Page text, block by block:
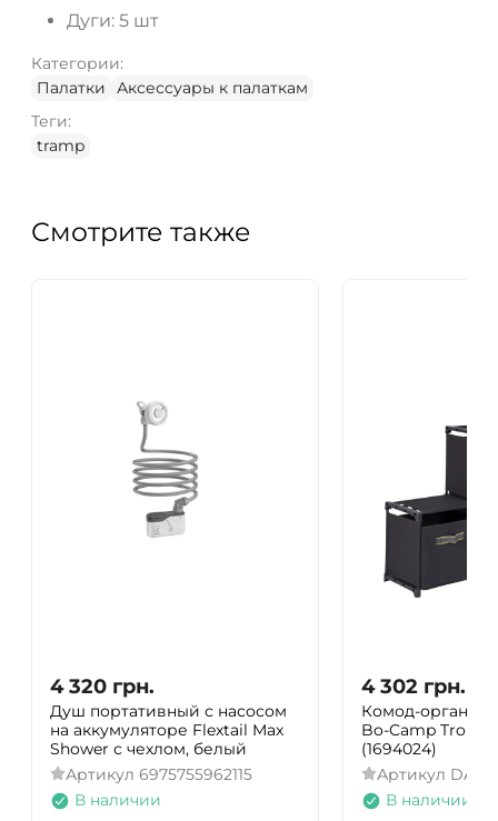
Дуги: 5 шт
Категории:
Палатки
Аксессуары к палаткам
Теги:
tramp
Смотрите также
4 320 грн.
Душ портативный с насосом
на аккумуляторе Flextail Max
Shower с чехлом, белый
Артикул 6975755962115
В наличии
4 302 грн.
Комод-
Bo-Camp
(1694024)
Артикул
В наличии